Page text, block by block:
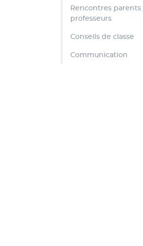
Rencontres parents
professeurs
Conseils de classe
Communication